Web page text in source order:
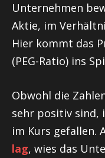
Unternehmen
Aktie, im
Hier kommt das
(PEG-Ratio) ins
Obwohl die
sehr positiv sind,
im Kurs gefallen.
lag, wies das